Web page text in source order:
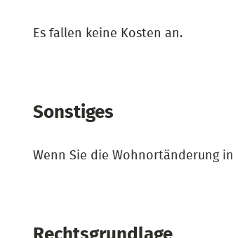
Es fallen keine Kosten an.
Sonstiges
Wenn Sie die Wohnortänderung